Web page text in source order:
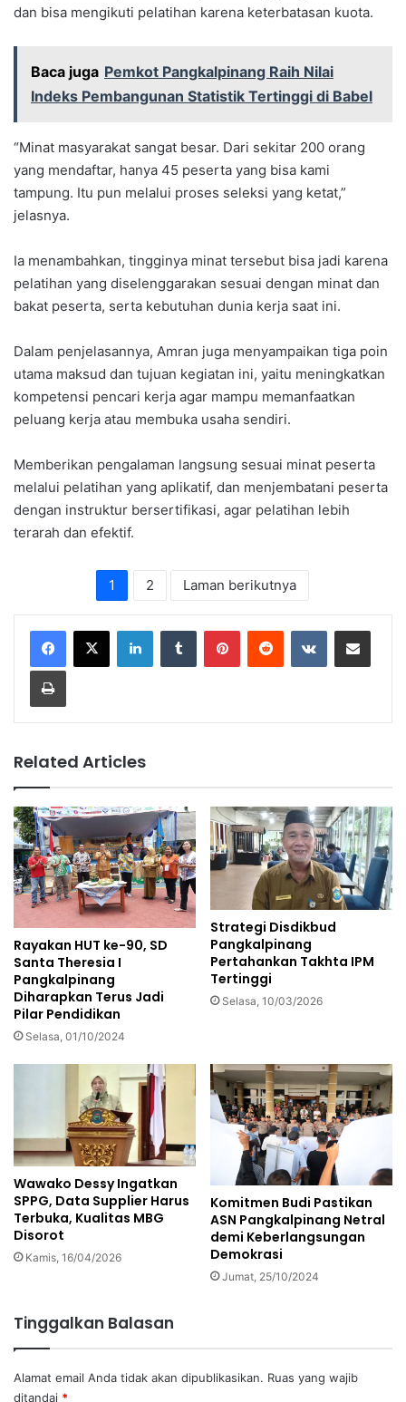
dan bisa mengikuti pelatihan karena keterbatasan kuota.
Baca juga Pemkot Pangkalpinang Raih Nilai
Indeks Pembangunan Statistik Tertinggi di Babel
“Minat masyarakat sangat besar. Dari sekitar 200 orang
yang mendaftar, hanya 45 peserta yang bisa kami
tampung. Itu pun melalui proses seleksi yang ketat,”
jelasnya.
Ia menambahkan, tingginya minat tersebut bisa jadi karena
pelatihan yang diselenggarakan sesuai dengan minat dan
bakat peserta, serta kebutuhan dunia kerja saat ini.
Dalam penjelasannya, Amran juga menyampaikan tiga poin
utama maksud dan tujuan kegiatan ini, yaitu meningkatkan
kompetensi pencari kerja agar mampu memanfaatkan
peluang kerja atau membuka usaha sendiri.
Memberikan pengalaman langsung sesuai minat peserta
melalui pelatihan yang aplikatif, dan menjembatani peserta
dengan instruktur bersertifikasi, agar pelatihan lebih
terarah dan efektif.
1 2 Laman berikutnya
LinkedInTumblr PinterestReddit VKontakteShare via Email
Print
Related Articles
Rayakan HUT ke-90, SD
Santa Theresia I
Pangkalpinang
Diharapkan Terus Jadi
Pilar Pendidikan
Selasa, 01/10/2024
Strategi Disdikbud
Pangkalpinang
Pertahankan Takhta IPM
Tertinggi
Selasa, 10/03/2026
Wawako Dessy Ingatkan
SPPG, Data Supplier Harus
Terbuka, Kualitas MBG
Disorot
Kamis, 16/04/2026
Komitmen Budi Pastikan
ASN Pangkalpinang Netral
demi Keberlangsungan
Demokrasi
Jumat, 25/10/2024
Tinggalkan Balasan
Alamat email Anda tidak akan dipublikasikan. Ruas yang wajib
ditandai *